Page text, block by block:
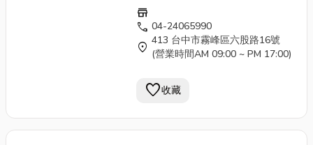
色印刷 客製貼紙 農業部林業及
自然保育署客製雙層雨
彩色印刷 客製貼紙 農業部林業
及自然保育署客製雙層雨傘雙
store
call 04-24065990
location_on 413 台中市霧峰區六股路16號
(營業時間AM 09:00 ~ PM 17:00)
favorite收藏